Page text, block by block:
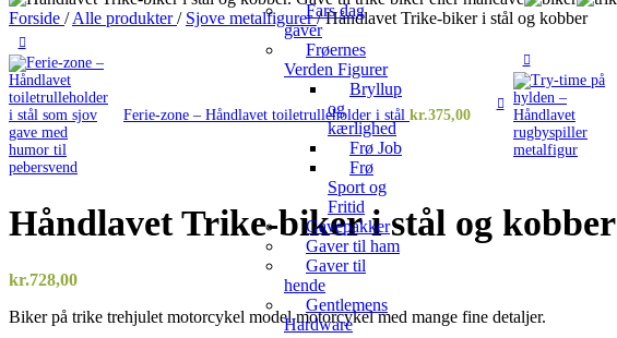
Fars dag
gaver
Frøernes
Verden Figurer
Bryllup
og
kærlighed
Frø Job
Frø
Sport og
Fritid
Gavepakker
Gaver til ham
Gaver til
hende
Gentlemens
Hardware
Forside / Alle produkter/ Sjove metalfigurer/ Håndlavet Trike-biker i stål og kobber
Ferie-zone – Håndlavet toiletrulleholder i stål kr.375,00
Håndlavet Trike-biker i stål og kobber
kr.728,00
Biker på trike trehjulet motorcykel model motorcykel med mange fine detaljer.